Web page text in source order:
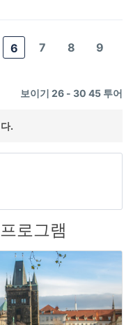
6 7 8
9
보이기 26 - 30 45 투어
.
로그램